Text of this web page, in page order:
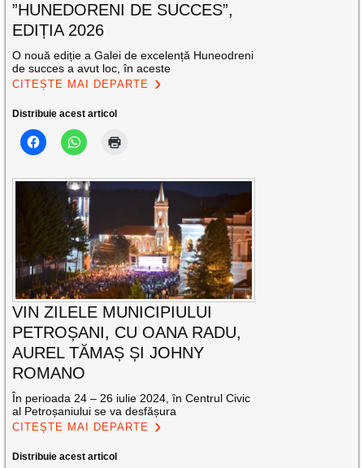
”HUNEDORENI DE SUCCES”,
EDIȚIA 2026
O nouă ediție a Galei de excelență Huneodreni
de succes a avut loc, în aceste
CITEȘTE MAI DEPARTE
Distribuie acest articol
VIN ZILELE MUNICIPIULUI
PETROȘANI, CU OANA RADU,
AUREL TĂMAȘ ȘI JOHNY
ROMANO
În perioada 24 – 26 iulie 2024, în Centrul Civic
al Petroșaniului se va desfășura
CITEȘTE MAI DEPARTE
Distribuie acest articol